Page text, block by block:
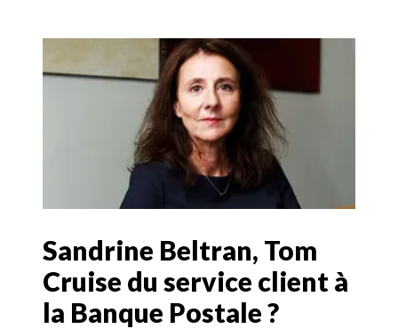
Sandrine Beltran, Tom
Cruise du service client à
la Banque Postale ?